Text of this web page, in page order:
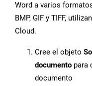
Word a varios
BMP, GIF y TIFF,
Cloud.
Cree el objeto
documento para
documento